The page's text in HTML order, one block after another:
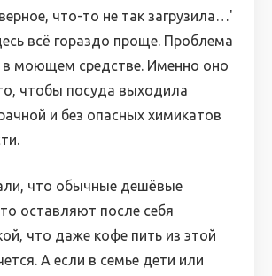
что-то не так загрузила…'
всё гораздо проще. Проблема
в моющем средстве. Именно оно
чтобы посуда выходила
и без опасных химикатов
что обычные дешёвые
оставляют после себя
что даже кофе пить из этой
А если в семье дети или